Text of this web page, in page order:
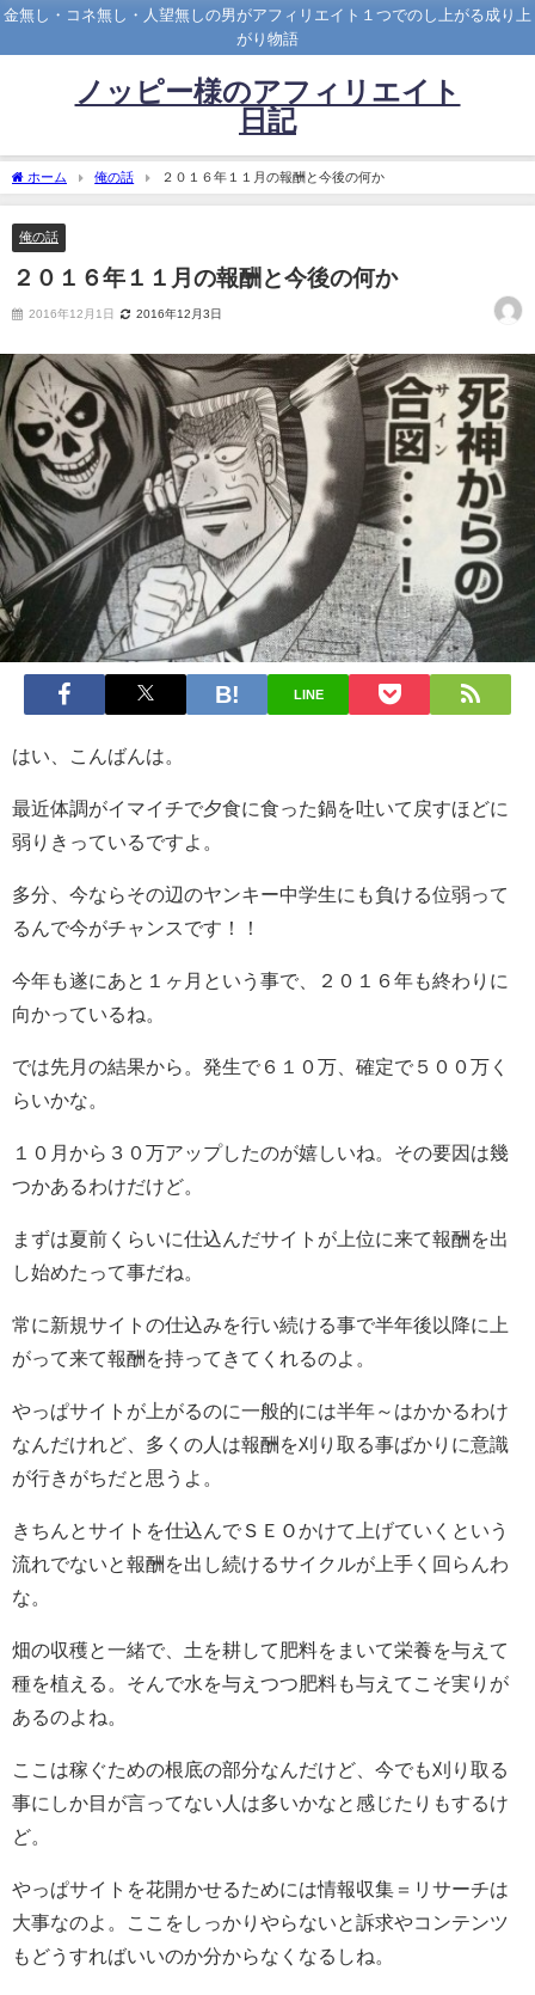
金無し・コネ無し・人望無しの男がアフィリエイト１つでのし上がる成り上
がり物語
ノッピー様のアフィリエイト
日記
ホーム 俺の話 ２０１６年１１月の報酬と今後の何か
俺の話
２０１６年１１月の報酬と今後の何か
2016年12月1日 2016年12月3日
LINE
はい、こんばんは。
最近体調がイマイチで夕食に食った鍋を吐いて戻すほどに
弱りきっているですよ。
多分、今ならその辺のヤンキー中学生にも負ける位弱って
るんで今がチャンスです！！
今年も遂にあと１ヶ月という事で、２０１６年も終わりに
向かっているね。
では先月の結果から。発生で６１０万、確定で５００万く
らいかな。
１０月から３０万アップしたのが嬉しいね。その要因は幾
つかあるわけだけど。
まずは夏前くらいに仕込んだサイトが上位に来て報酬を出
し始めたって事だね。
常に新規サイトの仕込みを行い続ける事で半年後以降に上
がって来て報酬を持ってきてくれるのよ。
やっぱサイトが上がるのに一般的には半年～はかかるわけ
なんだけれど、多くの人は報酬を刈り取る事ばかりに意識
が行きがちだと思うよ。
きちんとサイトを仕込んでＳＥＯかけて上げていくという
流れでないと報酬を出し続けるサイクルが上手く回らんわ
な。
畑の収穫と一緒で、土を耕して肥料をまいて栄養を与えて
種を植える。そんで水を与えつつ肥料も与えてこそ実りが
あるのよね。
ここは稼ぐための根底の部分なんだけど、今でも刈り取る
事にしか目が言ってない人は多いかなと感じたりもするけ
ど。
やっぱサイトを花開かせるためには情報収集＝リサーチは
大事なのよ。ここをしっかりやらないと訴求やコンテンツ
もどうすればいいのか分からなくなるしね。